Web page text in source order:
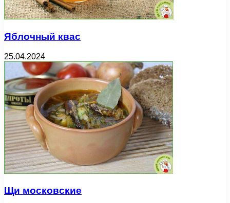
Яблочный квас
25.04.2024
Щи московские